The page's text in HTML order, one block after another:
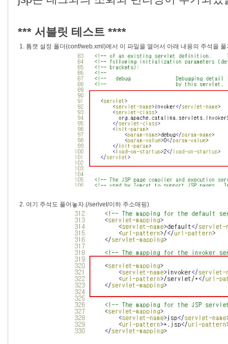
*** 서블릿 테스트 ****
1. 톰캣 설정 폴더(conf/web.xml)에서 이 파일을 열어서 아래 내용의 주석을 풀
2. 여기 주석도 풀어놓자.(/serlvet/이하 주소매핑)